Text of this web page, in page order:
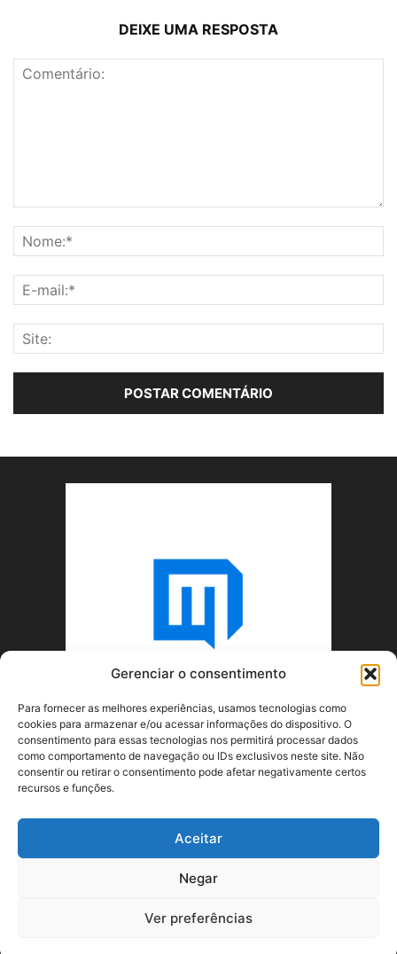
Gerenciar o consentimento
Para fornecer as melhores experiências, usamos tecnologias como
cookies para armazenar e/ou acessar informações do dispositivo. O
consentimento para essas tecnologias nos permitirá processar dados
como comportamento de navegação ou IDs exclusivos neste site. Não
consentir ou retirar o consentimento pode afetar negativamente certos
recursos e funções.
Aceitar
Negar
Ver preferências
DEIXE UMA RESPOSTA
SIGA-NOS